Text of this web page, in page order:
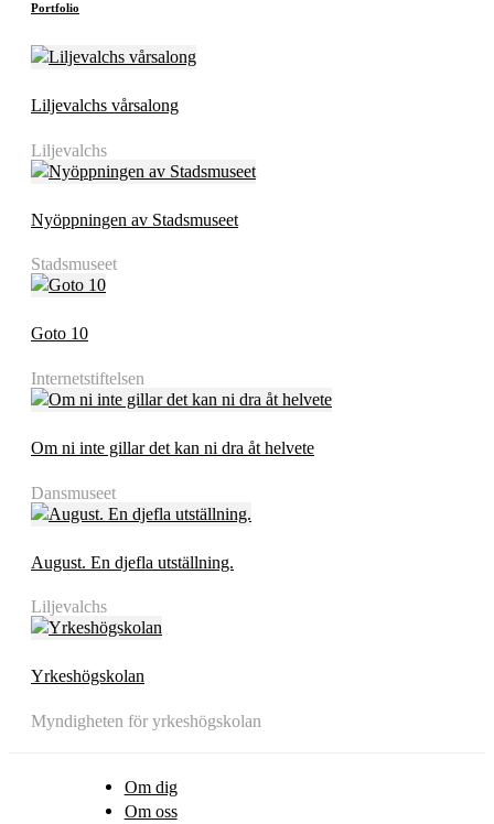
Portfolio
Liljevalchs vårsalong
Liljevalchs
Nyöppningen av Stadsmuseet
Stadsmuseet
Goto 10
Internetstiftelsen
Om ni inte gillar det kan ni dra åt helvete
Dansmuseet
August. En djefla utställning.
Liljevalchs
Yrkeshögskolan
Myndigheten för yrkeshögskolan
Om dig
Om oss